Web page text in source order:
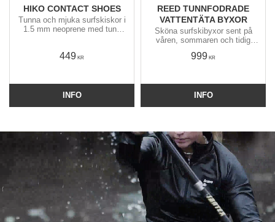
HIKO CONTACT SHOES
Tunna och mjuka surfskiskor i
1.5 mm neoprene med tunn
botten av surfskin / kajaken.
449 KR
INFO
REED TUNNFODRADE
VATTENTÄTA BYXOR
Sköna surfskibyxor sent på
våren, sommaren och tidig
samt höga i ryggen.
999 KR
INFO